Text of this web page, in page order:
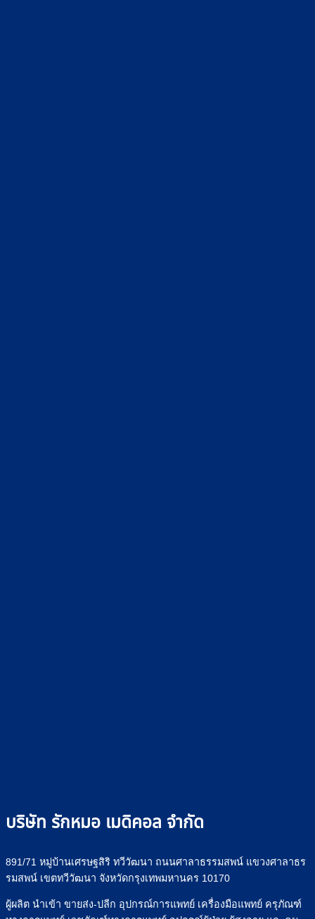
บริษัท รักหมอ เมดิคอล จำกัด
891/71 หมู่บ้านเศรษฐสิริ ทวีวัฒนา ถนนศาลาธรรมสพน์ แขวงศาลาธร
รมสพน์ เขตทวีวัฒนา จังหวัดกรุงเทพมหานคร 10170
ผู้ผลิต นำเข้า ขายส่ง-ปลีก อุปกรณ์การแพทย์ เครื่องมือแพทย์ ครุภัณฑ์